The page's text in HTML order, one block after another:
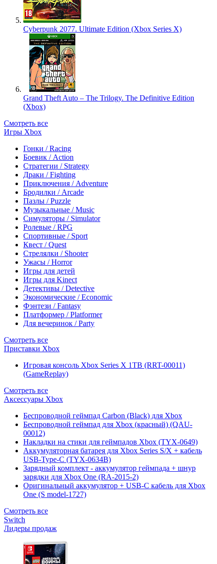
Cyberpunk 2077. Ultimate Edition (Xbox Series X)
Grand Theft Auto – The Trilogy. The Definitive Edition
(Xbox)
Смотреть все
Игры Xbox
Гонки / Racing
Боевик / Action
Стратегии / Strategy
Драки / Fighting
Приключения / Adventure
Бродилки / Arcade
Пазлы / Puzzle
Музыкальные / Music
Симуляторы / Simulator
Ролевые / RPG
Спортивные / Sport
Квест / Quest
Стрелялки / Shooter
Ужасы / Horror
Игры для детей
Игры для Kinect
Детективы / Detective
Экономические / Economic
Фэнтези / Fantasy
Платформер / Platformer
Для вечеринок / Party
Смотреть все
Приставки Xbox
Игровая консоль Xbox Series X 1TB (RRT-00011)
(GameReplay)
Смотреть все
Аксессуары Xbox
Беспроводной геймпад Carbon (Black) для Xbox
Беспроводной геймпад для Xbox (красный) (QAU-
00012)
Накладки на стики для геймпадов Xbox (TYX-0649)
Аккумуляторная батарея для Xbox Series S/X + кабель
USB-Type-C (TYX-0634B)
Зарядный комплект - аккумулятор геймпада + шнур
зарядки для Xbox One (RA-2015-2)
Оригинальный аккумулятор + USB-C кабель для Xbox
One (S model-1727)
Смотреть все
Switch
Лидеры продаж